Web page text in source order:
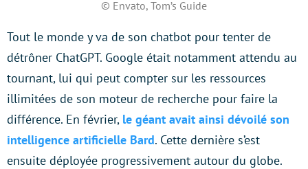
© Envato, Tom’s Guide
Tout le monde y va de son chatbot pour tenter de
détrôner ChatGPT. Google était notamment attendu au
tournant, lui qui peut compter sur les ressources
illimitées de son moteur de recherche pour faire la
différence. En février, le géant avait ainsi dévoilé son
intelligence artificielle Bard. Cette dernière s’est
ensuite déployée progressivement autour du globe.